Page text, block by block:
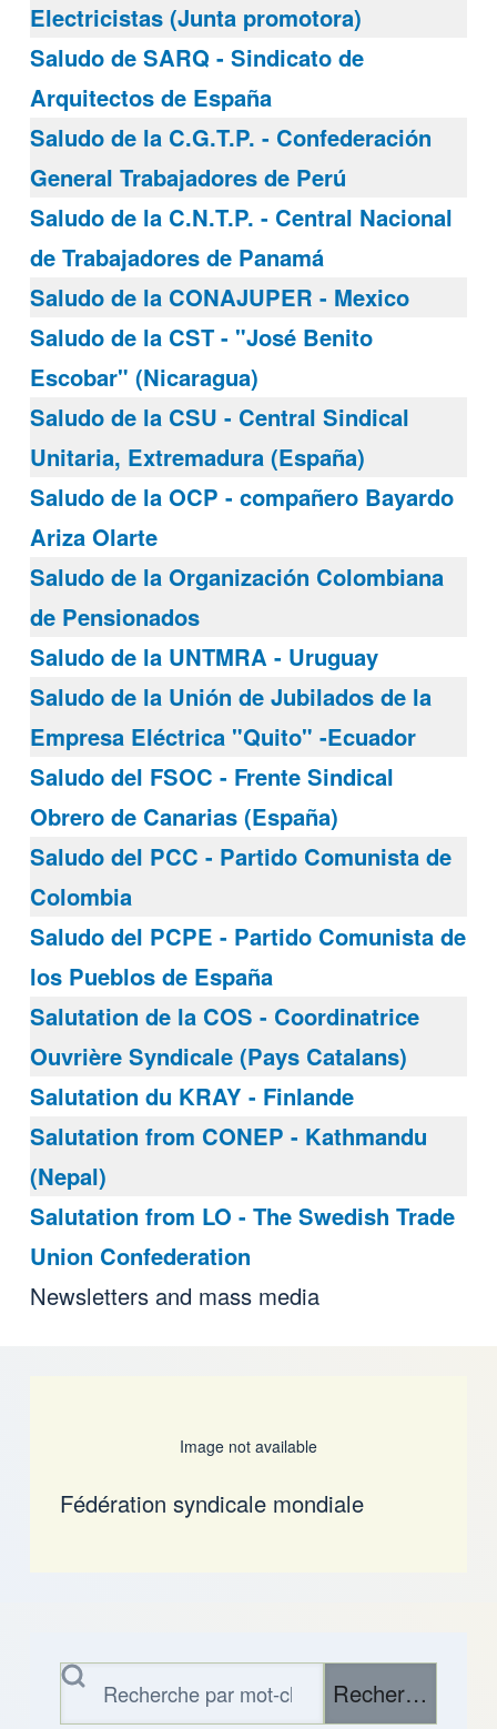
Electricistas (Junta promotora)
Saludo de SARQ - Sindicato de
Arquitectos de España
Saludo de la C.G.T.P. - Confederación
General Trabajadores de Perú
Saludo de la C.N.T.P. - Central Nacional
de Trabajadores de Panamá
Saludo de la CONAJUPER - Mexico
Saludo de la CST - "José Benito
Escobar" (Nicaragua)
Saludo de la CSU - Central Sindical
Unitaria, Extremadura (España)
Saludo de la OCP - compañero Bayardo
Ariza Olarte
Saludo de la Organización Colombiana
de Pensionados
Saludo de la UNTMRA - Uruguay
Saludo de la Unión de Jubilados de la
Empresa Eléctrica "Quito" -Ecuador
Saludo del FSOC - Frente Sindical
Obrero de Canarias (España)
Saludo del PCC - Partido Comunista de
Colombia
Saludo del PCPE - Partido Comunista de
los Pueblos de España
Salutation de la COS - Coordinatrice
Ouvrière Syndicale (Pays Catalans)
Salutation du KRAY - Finlande
Salutation from CONEP - Kathmandu
(Nepal)
Salutation from LO - The Swedish Trade
Union Confederation
Newsletters and mass media
Image not available
Fédération syndicale mondiale
Rechercher